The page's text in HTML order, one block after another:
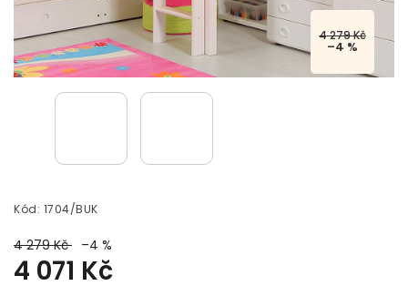
4 279 Kč
–4 %
Kód: 1704/BUK
4 279 Kč –4 %
4 071 Kč